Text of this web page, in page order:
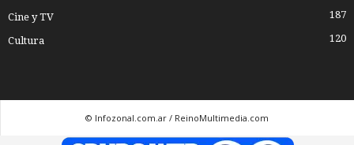
Cine y TV 187
Cultura 120
© Infozonal.com.ar / ReinoMultimedia.com